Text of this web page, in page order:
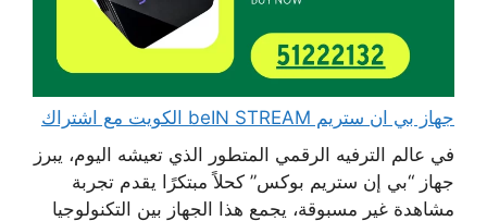
جهاز بي ان ستريم beIN STREAM الكويت مع اشتراك
في عالم الترفيه الرقمي المتطور الذي تعيشه اليوم، يبرز
جهاز “بي إن ستريم بوكس” كحلاً مبتكرًا يقدم تجربة
مشاهدة غير مسبوقة، يجمع هذا الجهاز بين التكنولوجيا